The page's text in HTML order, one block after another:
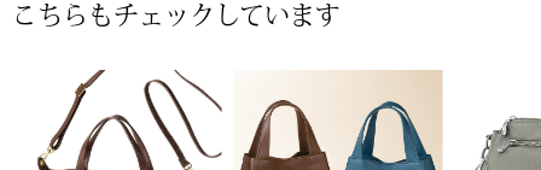
セイコー〉マウリッツハイス美術館公認フェ
ルメールオマージュウオッチ
その他
こちらもチェックしています